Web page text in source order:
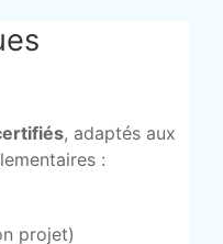
, adaptés aux
:
projet)